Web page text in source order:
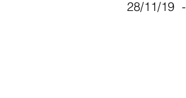
28/11/19 -